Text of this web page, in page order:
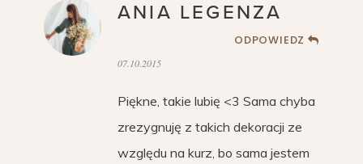
ANIA LEGENZA
ODPOWIEDZ
07.10.2015
Piękne, takie lubię <3 Sama chyba
zrezygnuję z takich dekoracji ze
względu na kurz, bo sama jestem